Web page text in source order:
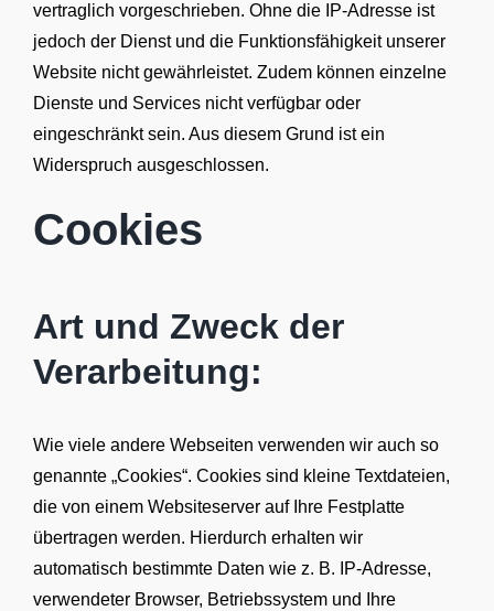
vertraglich vorgeschrieben. Ohne die IP-Adresse ist
jedoch der Dienst und die Funktionsfähigkeit unserer
Website nicht gewährleistet. Zudem können einzelne
Dienste und Services nicht verfügbar oder
eingeschränkt sein. Aus diesem Grund ist ein
Widerspruch ausgeschlossen.
Cookies
Art und Zweck der
Verarbeitung:
Wie viele andere Webseiten verwenden wir auch so
genannte „Cookies“. Cookies sind kleine Textdateien,
die von einem Websiteserver auf Ihre Festplatte
übertragen werden. Hierdurch erhalten wir
automatisch bestimmte Daten wie z. B. IP-Adresse,
verwendeter Browser, Betriebssystem und Ihre